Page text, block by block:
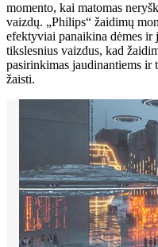
momento, kai matomas
vaizdų. „Philips“ žaidimų
efektyviai panaikina dėmes ir
tikslesnius vaizdus, kad
pasirinkimas jaudinantiems
žaisti.